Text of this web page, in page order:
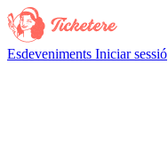
Esdeveniments Iniciar sessió